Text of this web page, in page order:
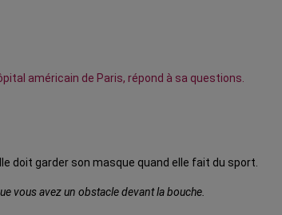
américain de Paris, répond à sa questions.
doit garder son masque quand elle fait du sport.
vous avez un obstacle devant la bouche.